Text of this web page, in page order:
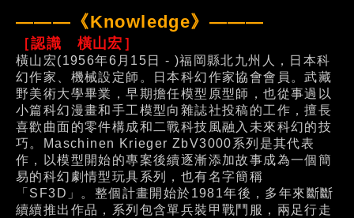
———《Knowledge》———
［認識 橫山宏］
橫山宏(1956年6月15日 - )福岡縣北九州人，日本科
幻作家、機械設定師。日本科幻作家協會會員。武藏
野美術大學畢業，早期擔任模型原型師，也從事過以
小篇科幻漫畫和手工模型向雜誌社投稿的工作，擅長
喜歡曲面的零件構成和二戰科技風融入未來科幻的技
巧。Maschinen Krieger ZbV3000系列是其代表
作，以模型開始的專案後續逐漸添加故事成為一個簡
易的科幻劇情型玩具系列，也有名字簡稱
「SF3D」。整個計畫開始於1981年後，多年來斷斷
續續推出作品，系列包含單兵裝甲戰鬥服，兩足行走